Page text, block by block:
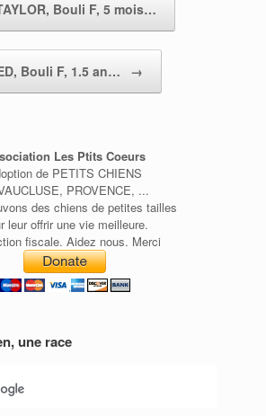
Bouli F, 5 mois…
Bouli F, 1.5 an… →
Les Ptits Coeurs
de PETITS CHIENS
PROVENCE, ...
des chiens de petites tailles
leur offrir une vie meilleure.
fiscale. Aidez nous. Merci
une race